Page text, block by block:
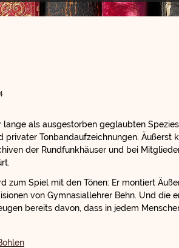
als ausgestorben geglaubten
privater Tonbandaufzeichnungen.
der Rundfunkhäuser und bei
zum Spiel mit den Tönen: Er montiert
von Gymnasiallehrer Behn. Und
bereits davon, dass in jedem